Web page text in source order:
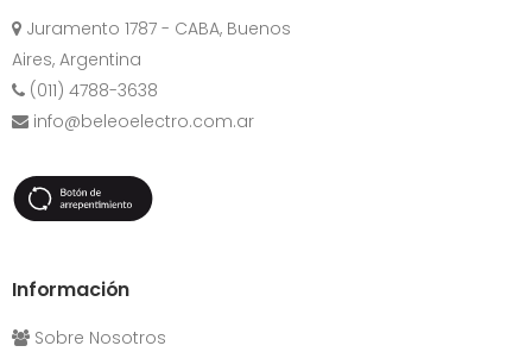
Juramento 1787 - CABA, Buenos
Aires, Argentina
(011) 4788-3638
info@beleoelectro.com.ar
Información
Sobre Nosotros